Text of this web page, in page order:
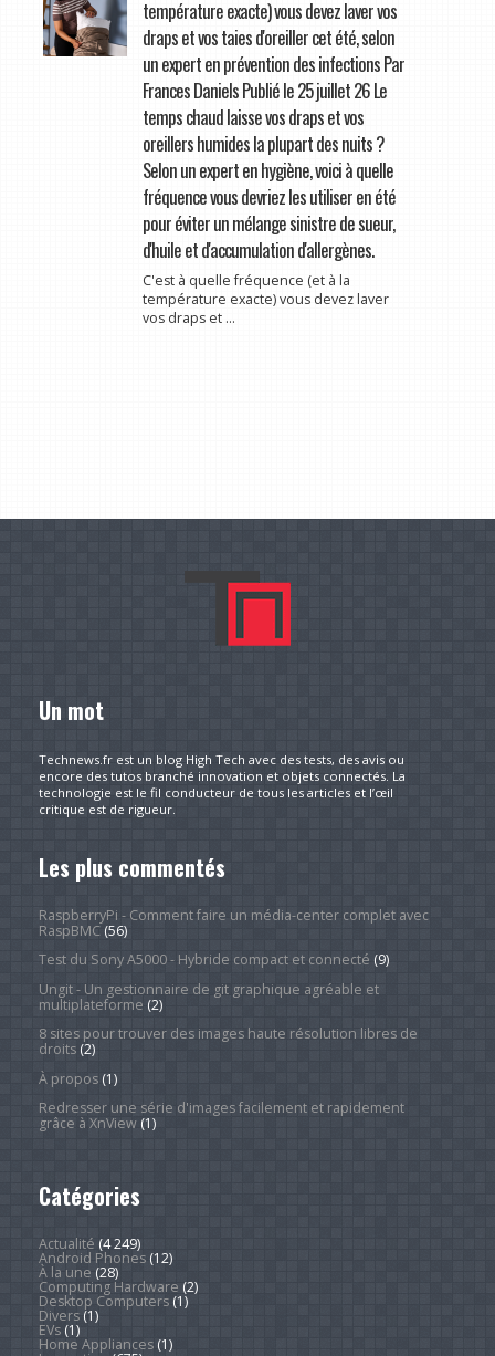
température exacte) vous devez laver vos
draps et vos taies d'oreiller cet été, selon
un expert en prévention des infections Par
Frances Daniels Publié le 25 juillet 26 Le
temps chaud laisse vos draps et vos
oreillers humides la plupart des nuits ?
Selon un expert en hygiène, voici à quelle
fréquence vous devriez les utiliser en été
pour éviter un mélange sinistre de sueur,
d'huile et d'accumulation d'allergènes.
C'est à quelle fréquence (et à la
température exacte) vous devez laver
vos draps et ...
Un mot
Technews.fr est un blog High Tech avec des tests, des avis ou
encore des tutos branché innovation et objets connectés. La
technologie est le fil conducteur de tous les articles et l’œil
critique est de rigueur.
Les plus commentés
RaspberryPi - Comment faire un média-center complet avec
RaspBMC(56)
Test du Sony A5000 - Hybride compact et connecté (9)
Ungit - Un gestionnaire de git graphique agréable et
multiplateforme (2)
8 sites pour trouver des images haute résolution libres de
droits(2)
À propos(1)
Redresser une série d'images facilement et rapidement
grâce à XnView(1)
Catégories
Actualité (4 249)
Android Phones(12)
À la une (28)
Computing Hardware (2)
Desktop Computers(1)
Divers(1)
EVs(1)
Home Appliances(1)